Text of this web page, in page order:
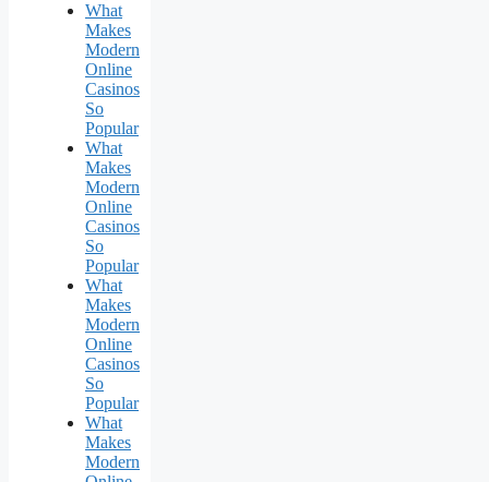
What
Makes
Modern
Online
Casinos
So
Popular
What
Makes
Modern
Online
Casinos
So
Popular
What
Makes
Modern
Online
Casinos
So
Popular
What
Makes
Modern